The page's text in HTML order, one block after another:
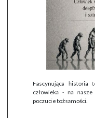
Fascynująca historia
człowieka - na
poczucie tożsamości.